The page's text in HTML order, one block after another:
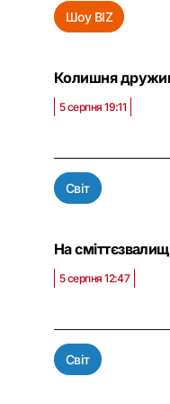
Шоу BIZ
Колишня
5 серпня 19:11
Світ
На
5 серпня 12:47
Світ